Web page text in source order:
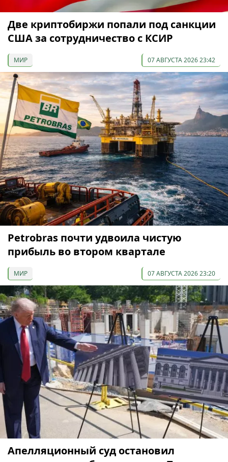
Две криптобиржи попали под санкции
США за сотрудничество с КСИР
МИР 07 АВГУСТА 2026 23:42
Petrobras почти удвоила чистую
прибыль во втором квартале
МИР 07 АВГУСТА 2026 23:20
Апелляционный суд остановил